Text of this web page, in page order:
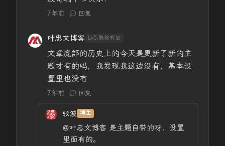
7年前 回复
叶忠文博客 Lv5.熟稔有加
文章底部的历史上的今天是更新了新的主
题才有的吗，我发现我这边没有，基本设
置里也没有
7年前 回复
张波 博主
@叶忠文博客 是主题自带的呀，设置
里面有的。